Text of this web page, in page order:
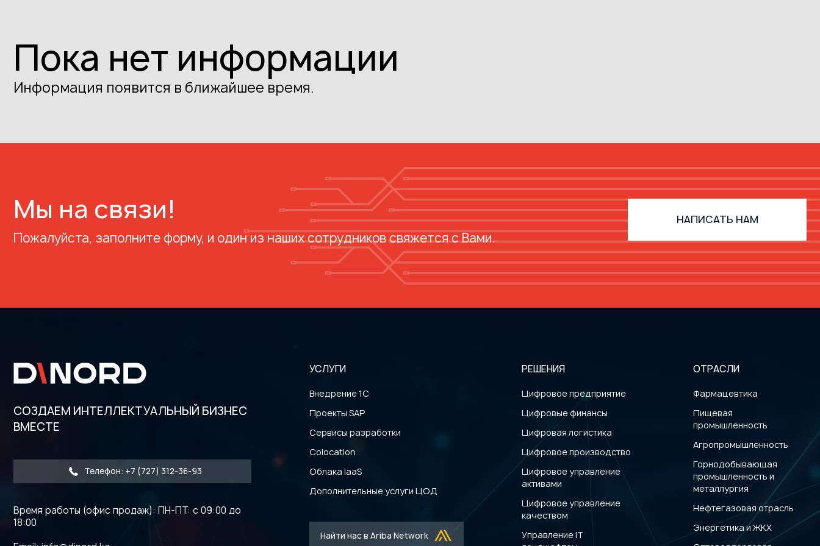
Пока нет информации
Информация появится в ближайшее время.
Мы на связи!
Пожалуйста, заполните форму, и один из наших сотрудников свяжется с Вами.
НАПИСАТЬ НАМ
СОЗДАЕМ ИНТЕЛЛЕКТУАЛЬНЫЙ БИЗНЕС
ВМЕСТЕ
Телефон: +7 (727) 312-36-93
Время работы (офис продаж): ПН-ПТ: с 09:00 до
18:00
УСЛУГИ
Внедрение 1С
Проекты SAP
Сервисы разработки
Colocation
Облака IaaS
Дополнительные услуги ЦОД
Найти нас в Ariba Network
РЕШЕНИЯ
Цифровое предприятие
Цифровые финансы
Цифровая логистика
Цифровое производство
Цифровое управление
активами
Цифровое управление
качеством
Управление IT
ОТРАСЛИ
Фармацевтика
Пищевая
промышленность
Агропромышленность
Горнодобывающая
промышленность и
металлургия
Нефтегазовая отрасль
Энергетика и ЖКХ